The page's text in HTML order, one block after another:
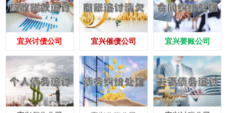
宜兴讨债公司 宜兴催债公司 宜兴要账公司